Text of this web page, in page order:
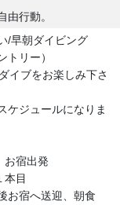
由行動。
/早朝ダイビング
トリー）
イブをお楽しみ下さ
ケジュールになりま
宿出発
目
お宿へ送迎、朝食